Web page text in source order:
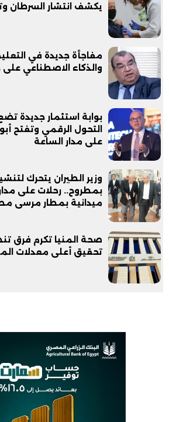
يكشف انتشار السرطان
مفاجأة جديدة في
والذكاء الاصطناعي
بوابة استثمار جديدة
التحول الرقمي وتفتح
على مدار الساعة
وزير الطيران يتحرك
بمطروح.. رحلات على
ميدانية بمطار مرسى
صحة المنيا تكرم فرق
تحقيق أعلى معدلات